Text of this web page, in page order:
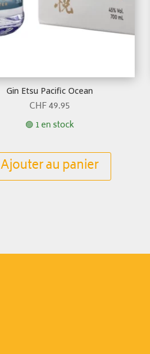
Gin Etsu Pacific Ocean
CHF49.95
🟢 1 en stock
Ajouter au panier